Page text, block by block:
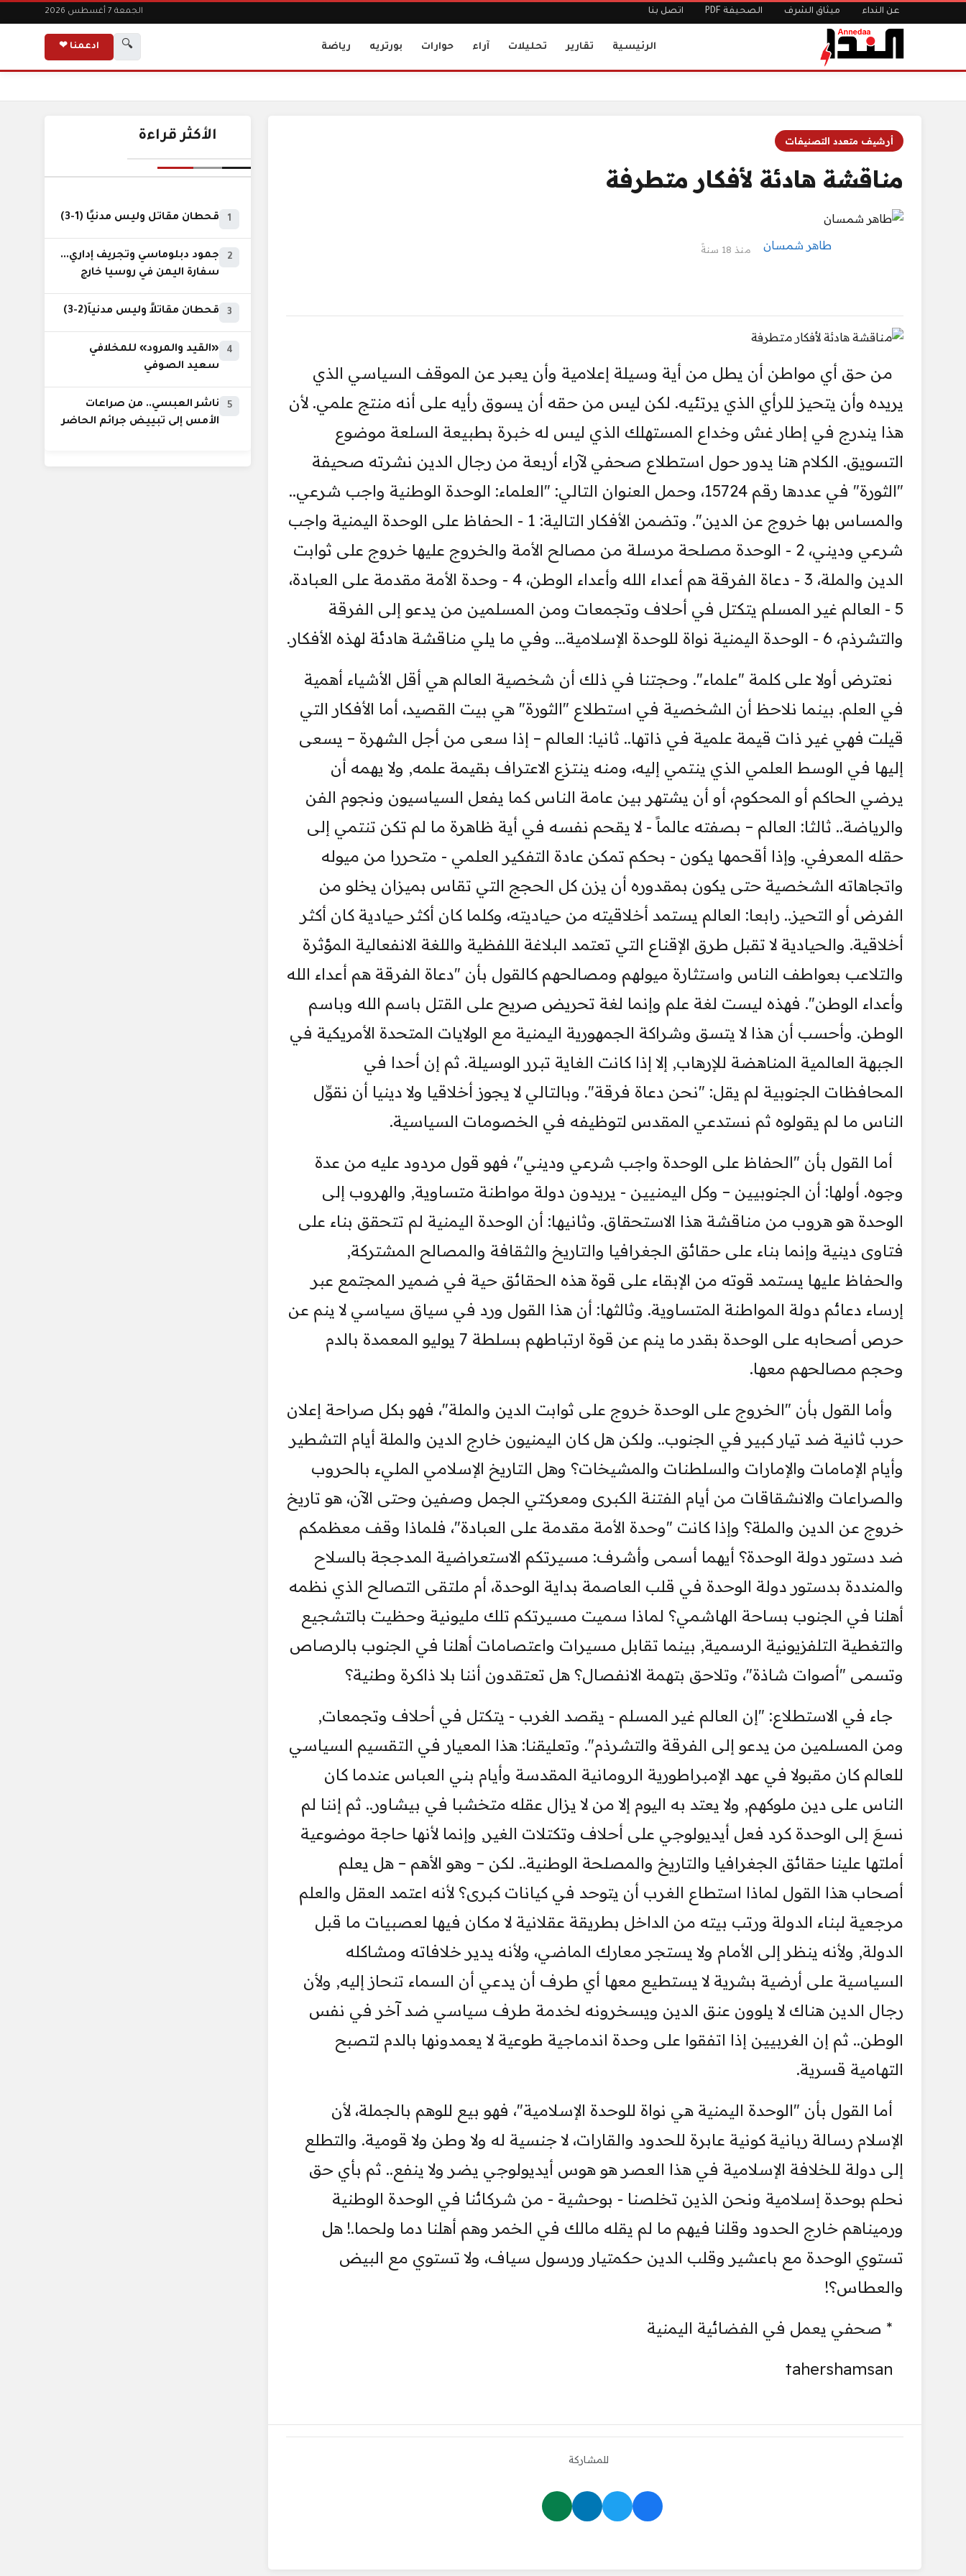
عن النداء ميثاق الشرف الصحيفة PDF اتصل بنا الجمعة 7 أغسطس 2026
الرئيسية تقارير تحليلات آراء حوارات بورتريه رياضة 🔍 ادعمنا ❤
أرشيف متعدد التصنيفات
مناقشة هادئة لأفكار متطرفة
طاهر شمسان منذ 18 سنةً
من حق أي مواطن أن يطل من أية وسيلة إعلامية وأن يعبر عن الموقف السياسي الذي
يريده وأن يتحيز للرأي الذي يرتئيه. لكن ليس من حقه أن يسوق رأيه على أنه منتج علمي. لأن
هذا يندرج في إطار غش وخداع المستهلك الذي ليس له خبرة بطبيعة السلعة موضوع
التسويق. الكلام هنا يدور حول استطلاع صحفي لآراء أربعة من رجال الدين نشرته صحيفة
"الثورة" في عددها رقم 15724، وحمل العنوان التالي: "العلماء: الوحدة الوطنية واجب شرعي..
والمساس بها خروج عن الدين". وتضمن الأفكار التالية: 1 - الحفاظ على الوحدة اليمنية واجب
شرعي وديني، 2 - الوحدة مصلحة مرسلة من مصالح الأمة والخروج عليها خروج على ثوابت
الدين والملة، 3 - دعاة الفرقة هم أعداء الله وأعداء الوطن، 4 - وحدة الأمة مقدمة على العبادة،
5 - العالم غير المسلم يتكتل في أحلاف وتجمعات ومن المسلمين من يدعو إلى الفرقة
والتشرذم، 6 - الوحدة اليمنية نواة للوحدة الإسلامية... وفي ما يلي مناقشة هادئة لهذه الأفكار.
نعترض أولا على كلمة "علماء". وحجتنا في ذلك أن شخصية العالم هي أقل الأشياء أهمية
في العلم. بينما نلاحظ أن الشخصية في استطلاع "الثورة" هي بيت القصيد، أما الأفكار التي
قيلت فهي غير ذات قيمة علمية في ذاتها.. ثانيا: العالم – إذا سعى من أجل الشهرة – يسعى
إليها في الوسط العلمي الذي ينتمي إليه، ومنه ينتزع الاعتراف بقيمة علمه, ولا يهمه أن
يرضي الحاكم أو المحكوم، أو أن يشتهر بين عامة الناس كما يفعل السياسيون ونجوم الفن
والرياضة.. ثالثا: العالم – بصفته عالماً - لا يقحم نفسه في أية ظاهرة ما لم تكن تنتمي إلى
حقله المعرفي. وإذا أقحمها يكون - بحكم تمكن عادة التفكير العلمي - متحررا من ميوله
واتجاهاته الشخصية حتى يكون بمقدوره أن يزن كل الحجج التي تقاس بميزان يخلو من
الفرض أو التحيز.. رابعا: العالم يستمد أخلاقيته من حياديته، وكلما كان أكثر حيادية كان أكثر
أخلاقية. والحيادية لا تقبل طرق الإقناع التي تعتمد البلاغة اللفظية واللغة الانفعالية المؤثرة
والتلاعب بعواطف الناس واستثارة ميولهم ومصالحهم كالقول بأن "دعاة الفرقة هم أعداء الله
وأعداء الوطن". فهذه ليست لغة علم وإنما لغة تحريض صريح على القتل باسم الله وباسم
الوطن. وأحسب أن هذا لا يتسق وشراكة الجمهورية اليمنية مع الولايات المتحدة الأمريكية في
الجبهة العالمية المناهضة للإرهاب, إلا إذا كانت الغاية تبرر الوسيلة. ثم إن أحدا في
المحافظات الجنوبية لم يقل: "نحن دعاة فرقة". وبالتالي لا يجوز أخلاقيا ولا دينيا أن نقوِّل
الناس ما لم يقولوه ثم نستدعي المقدس لتوظيفه في الخصومات السياسية.
أما القول بأن "الحفاظ على الوحدة واجب شرعي وديني"، فهو قول مردود عليه من عدة
وجوه. أولها: أن الجنوبيين – وكل اليمنيين - يريدون دولة مواطنة متساوية, والهروب إلى
الوحدة هو هروب من مناقشة هذا الاستحقاق. وثانيها: أن الوحدة اليمنية لم تتحقق بناء على
فتاوى دينية وإنما بناء على حقائق الجغرافيا والتاريخ والثقافة والمصالح المشتركة,
والحفاظ عليها يستمد قوته من الإبقاء على قوة هذه الحقائق حية في ضمير المجتمع عبر
إرساء دعائم دولة المواطنة المتساوية. وثالثها: أن هذا القول ورد في سياق سياسي لا ينم عن
حرص أصحابه على الوحدة بقدر ما ينم عن قوة ارتباطهم بسلطة 7 يوليو المعمدة بالدم
وحجم مصالحهم معها.
وأما القول بأن "الخروج على الوحدة خروج على ثوابت الدين والملة"، فهو بكل صراحة إعلان
حرب ثانية ضد تيار كبير في الجنوب.. ولكن هل كان اليمنيون خارج الدين والملة أيام التشطير
وأيام الإمامات والإمارات والسلطنات والمشيخات؟ وهل التاريخ الإسلامي المليء بالحروب
والصراعات والانشقاقات من أيام الفتنة الكبرى ومعركتي الجمل وصفين وحتى الآن، هو تاريخ
خروج عن الدين والملة؟ وإذا كانت "وحدة الأمة مقدمة على العبادة"، فلماذا وقف معظمكم
ضد دستور دولة الوحدة؟ أيهما أسمى وأشرف: مسيرتكم الاستعراضية المدججة بالسلاح
والمنددة بدستور دولة الوحدة في قلب العاصمة بداية الوحدة، أم ملتقى التصالح الذي نظمه
أهلنا في الجنوب بساحة الهاشمي؟ لماذا سميت مسيرتكم تلك مليونية وحظيت بالتشجيع
والتغطية التلفزيونية الرسمية, بينما تقابل مسيرات واعتصامات أهلنا في الجنوب بالرصاص
وتسمى "أصوات شاذة"، وتلاحق بتهمة الانفصال؟ هل تعتقدون أننا بلا ذاكرة وطنية؟
جاء في الاستطلاع: "إن العالم غير المسلم - يقصد الغرب - يتكتل في أحلاف وتجمعات,
ومن المسلمين من يدعو إلى الفرقة والتشرذم". وتعليقنا: هذا المعيار في التقسيم السياسي
للعالم كان مقبولا في عهد الإمبراطورية الرومانية المقدسة وأيام بني العباس عندما كان
الناس على دين ملوكهم, ولا يعتد به اليوم إلا من لا يزال عقله متخشبا في بيشاور.. ثم إننا لم
نسعَ إلى الوحدة كرد فعل أيديولوجي على أحلاف وتكتلات الغير, وإنما لأنها حاجة موضوعية
أملتها علينا حقائق الجغرافيا والتاريخ والمصلحة الوطنية.. لكن – وهو الأهم – هل يعلم
أصحاب هذا القول لماذا استطاع الغرب أن يتوحد في كيانات كبرى؟ لأنه اعتمد العقل والعلم
مرجعية لبناء الدولة ورتب بيته من الداخل بطريقة عقلانية لا مكان فيها لعصبيات ما قبل
الدولة, ولأنه ينظر إلى الأمام ولا يستجر معارك الماضي، ولأنه يدير خلافاته ومشاكله
السياسية على أرضية بشرية لا يستطيع معها أي طرف أن يدعي أن السماء تنحاز إليه, ولأن
رجال الدين هناك لا يلوون عنق الدين ويسخرونه لخدمة طرف سياسي ضد آخر في نفس
الوطن.. ثم إن الغربيين إذا اتفقوا على وحدة اندماجية طوعية لا يعمدونها بالدم لتصبح
التهامية قسرية.
أما القول بأن "الوحدة اليمنية هي نواة للوحدة الإسلامية"، فهو بيع للوهم بالجملة، لأن
الإسلام رسالة ربانية كونية عابرة للحدود والقارات، لا جنسية له ولا وطن ولا قومية. والتطلع
إلى دولة للخلافة الإسلامية في هذا العصر هو هوس أيديولوجي يضر ولا ينفع.. ثم بأي حق
نحلم بوحدة إسلامية ونحن الذين تخلصنا - بوحشية - من شركائنا في الوحدة الوطنية
ورميناهم خارج الحدود وقلنا فيهم ما لم يقله مالك في الخمر وهم أهلنا دما ولحما.! هل
تستوي الوحدة مع باعشير وقلب الدين حكمتيار ورسول سياف، ولا تستوي مع البيض
والعطاس؟!
* صحفي يعمل في الفضائية اليمنية
tahershamsan
للمشاركة
الأكثر قراءة
1 قحطان مقاتل وليس مدنيًا (1-3)
2
جمود دبلوماسي وتجريف إداري...
سفارة اليمن في روسيا خارج
3 قحطان مقاتلاً وليس مدنياً(2-3)
4
«القيد والمرود» للمخلافي
سعيد الصوفي
5
ناشر العبسي.. من صراعات
الأمس إلى تبييض جرائم الحاضر